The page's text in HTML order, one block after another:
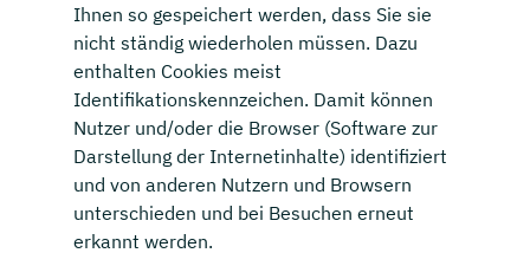
Ihnen so gespeichert werden, dass Sie sie
nicht ständig wiederholen müssen. Dazu
enthalten Cookies meist
Identifikationskennzeichen. Damit können
Nutzer und/oder die Browser (Software zur
Darstellung der Internetinhalte) identifiziert
und von anderen Nutzern und Browsern
unterschieden und bei Besuchen erneut
erkannt werden.